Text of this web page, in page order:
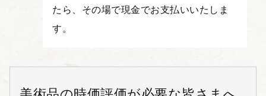
たら、その場で現金でお支払いいたしま
す。